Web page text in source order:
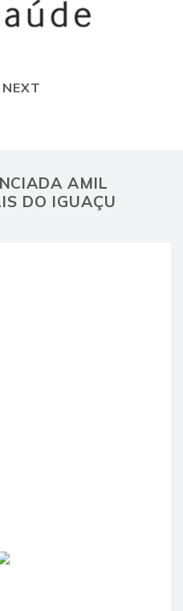
AMIL
DO IGUAÇU